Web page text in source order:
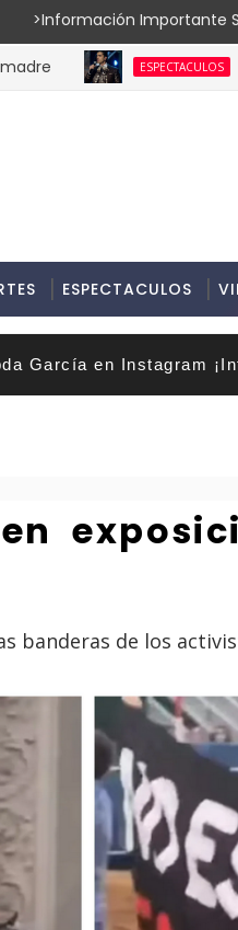
Importante Sobre
ESPECTACULOS
ESPECTACULOS
García en Instagram
banderas de los